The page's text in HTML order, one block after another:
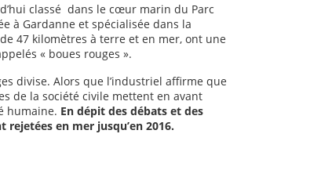
classé dans le cœur marin du Parc
à Gardanne et spécialisée dans la
47 kilomètres à terre et en mer, ont une
« boues rouges ».
divise. Alors que l’industriel affirme que
de la société civile mettent en avant
humaine. En dépit des débats et des
en mer jusqu’en 2016.